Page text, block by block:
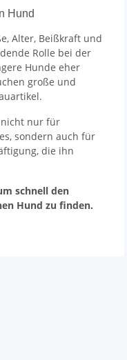
Hund
Alter, Beißkraft und
Rolle bei der
Hunde eher
große und
nur für
sondern auch für
die ihn
schnell den
Hund zu finden.